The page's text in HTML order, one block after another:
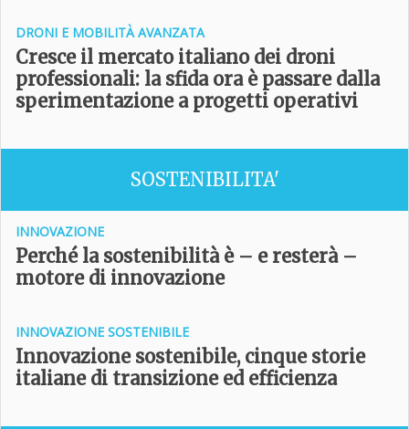
DRONI E MOBILITÀ AVANZATA
Cresce il mercato italiano dei droni
professionali: la sfida ora è passare dalla
sperimentazione a progetti operativi
SOSTENIBILITA'
INNOVAZIONE
Perché la sostenibilità è – e resterà –
motore di innovazione
INNOVAZIONE SOSTENIBILE
Innovazione sostenibile, cinque storie
italiane di transizione ed efficienza